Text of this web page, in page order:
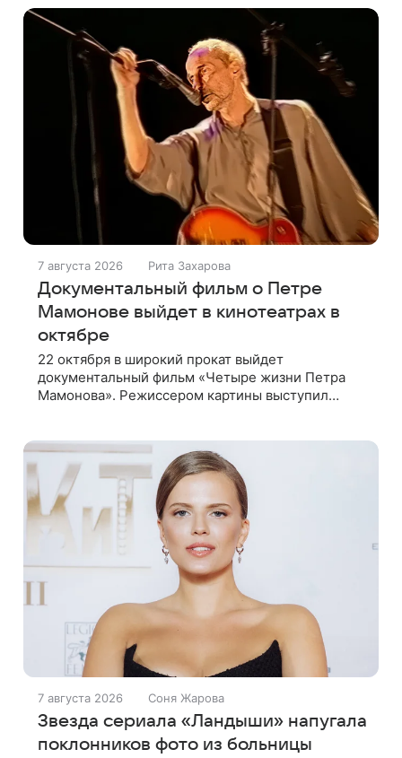
Lucky Me» — спустя
7 августа 2026 Рита Захарова
Документальный фильм о Петре
Мамонове выйдет в кинотеатрах в
октябре
22 октября в широкий прокат выйдет
документальный фильм «Четыре жизни Петра
Мамонова». Режиссером картины выступил
Новая работа
7 августа 2026 Соня Жарова
Звезда сериала «Ландыши» напугала
поклонников фото из больницы